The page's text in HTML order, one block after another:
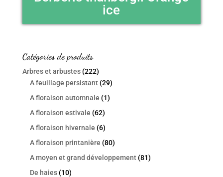
ice
Catégories de produits
Arbres et arbustes (222)
A feuillage persistant (29)
A floraison automnale (1)
A floraison estivale (62)
A floraison hivernale (6)
A floraison printanière (80)
A moyen et grand développement (81)
De haies (10)